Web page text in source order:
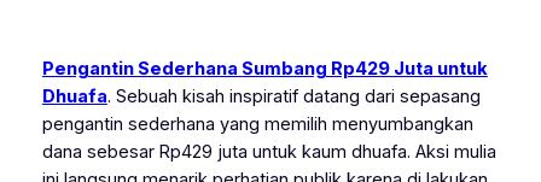
Pengantin Sederhana Sumbang Rp429 Juta untuk
Dhuafa. Sebuah kisah inspiratif datang dari sepasang
pengantin sederhana yang memilih menyumbangkan
dana sebesar Rp429 juta untuk kaum dhuafa. Aksi mulia